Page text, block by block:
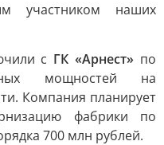
участником наших
с ГК «Арнест» по
мощностей на
Компания планирует
фабрики по
700 млн рублей.